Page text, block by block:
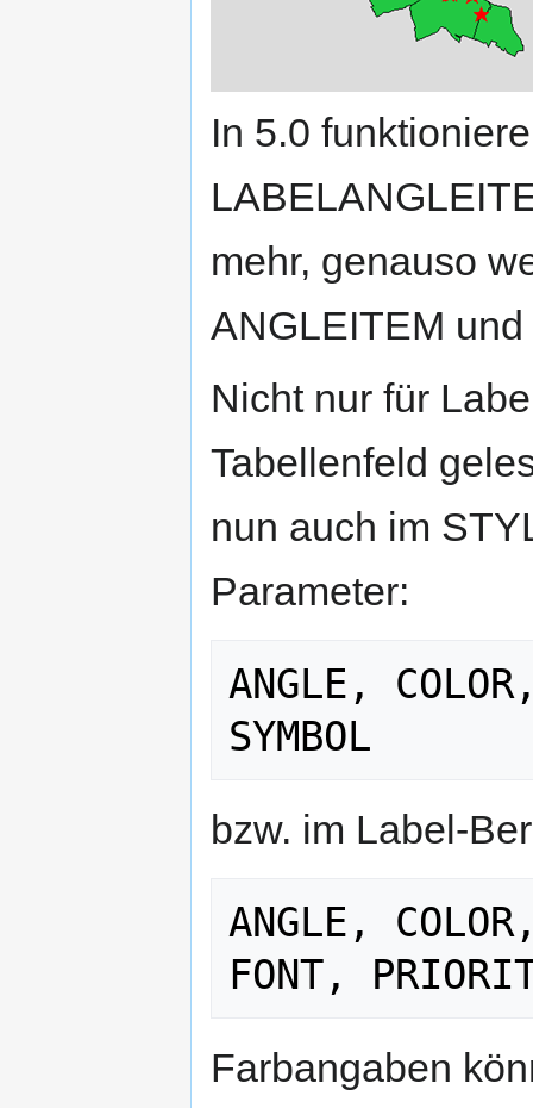
In 5.0
mehr, genauso
ANGLEITEM
Nicht nur für
Tabellenfeld
nun auch im
Parameter:
ANGLE,
bzw. im Label-
ANGLE,
Farbangaben